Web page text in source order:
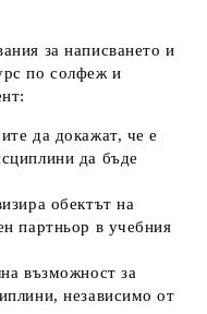
за написването и
по солфеж и
да докажат, че е
да бъде
обектът на
партньор в учебния
възможност за
независимо от